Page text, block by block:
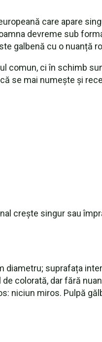
care apare
devreme sub
galbenă cu o nuanță
comun, ci în schimb
se mai numește și
crește singur sau
diametru; suprafața
colorată, dar fără
niciun miros. Pulpă